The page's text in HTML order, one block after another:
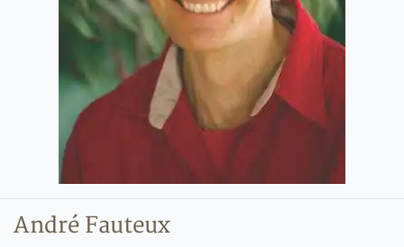
André Fauteux